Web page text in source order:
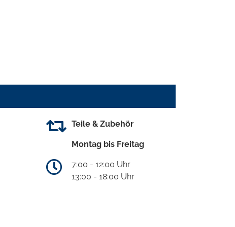
Teile & Zubehör
Montag bis Freitag
7:00 - 12:00 Uhr
13:00 - 18:00 Uhr